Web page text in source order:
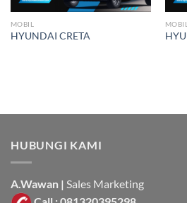
MOBIL
HYUNDAI CRETA
MOBIL
HUBUNGI KAMI
A.Wawan | Sales Marketing